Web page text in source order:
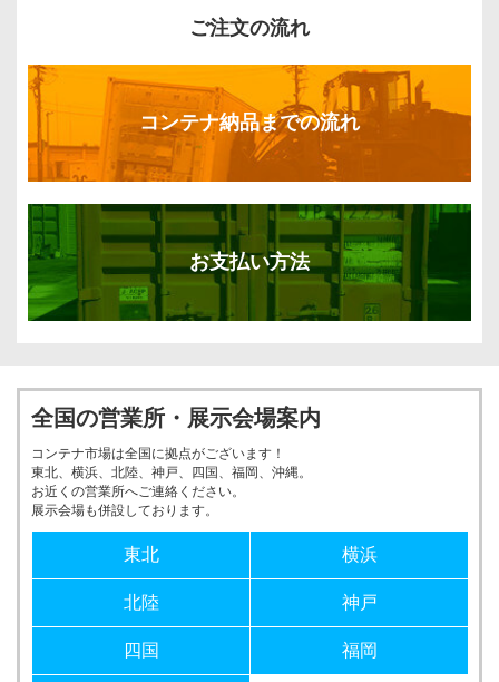
ご注文の流れ
コンテナ納品までの流れ
お支払い方法
全国の営業所・展示会場案内
コンテナ市場は全国に拠点がございます！
東北、横浜、北陸、神戸、四国、福岡、沖縄。
お近くの営業所へご連絡ください。
展示会場も併設しております。
東北 横浜
北陸 神戸
四国 福岡